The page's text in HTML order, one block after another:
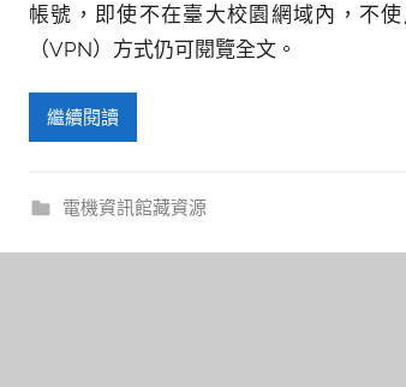
帳號，即使不在臺大校園網域內，不
（VPN）方式仍可閱覽全文。
繼續閱讀
電機資訊館藏資源